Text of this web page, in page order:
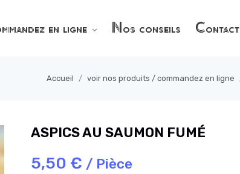
en ligne Nos conseils Contact
Accueil voir nos produits / commandez en ligne
ASPICS AU SAUMON FUMÉ
5,50 € / Pièce